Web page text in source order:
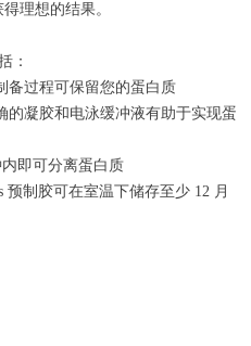
理想的结果。
：
备过程可保留您的蛋白质
凝胶和电泳缓冲液有助于实现蛋
即可分离蛋白质
制胶可在室温下储存至少 12 月